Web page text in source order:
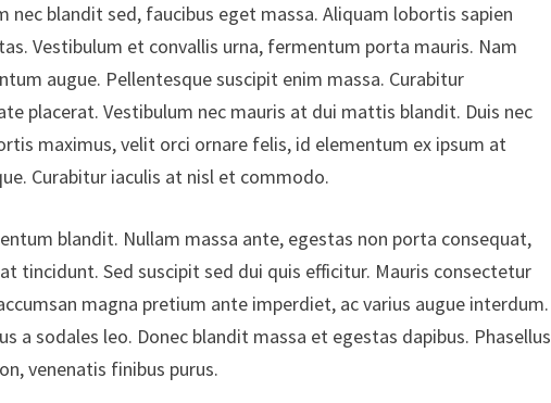
blandit sed, faucibus eget massa. Aliquam lobortis sapien
Vestibulum et convallis urna, fermentum porta mauris. Nam
augue. Pellentesque suscipit enim massa. Curabitur
placerat. Vestibulum nec mauris at dui mattis blandit. Duis nec
maximus, velit orci ornare felis, id elementum ex ipsum at
Curabitur iaculis at nisl et commodo.
blandit. Nullam massa ante, egestas non porta consequat,
tincidunt. Sed suscipit sed dui quis efficitur. Mauris consectetur
magna pretium ante imperdiet, ac varius augue interdum.
a sodales leo. Donec blandit massa et egestas dapibus. Phasellus
venenatis finibus purus.